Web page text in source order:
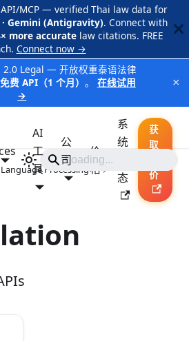
MCP — verified Thai law data for
· Gemini (Antigravity). Connect with
more accurate law citations. FREE
Connect now →
2.0 Legal — 开放权重泰语法律
免费 API（1 个月） 。
在线试用
→
×
AI
工
具
公
司
价
格
系
统
态
获
取
价
Processing